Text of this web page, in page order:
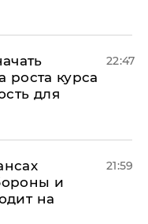
роста курса
для
22:47
и
на
21:59